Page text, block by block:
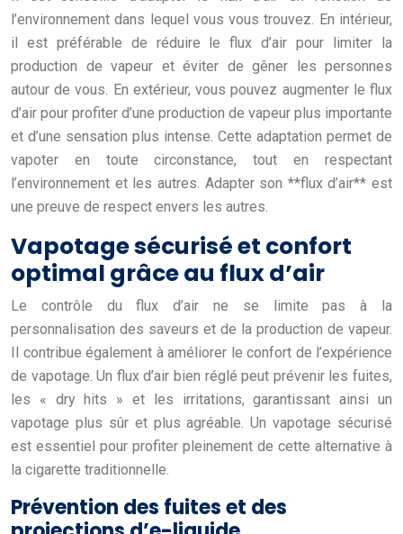
l’environnement dans lequel vous vous trouvez. En intérieur,
il est préférable de réduire le flux d’air pour limiter la
production de vapeur et éviter de gêner les personnes
autour de vous. En extérieur, vous pouvez augmenter le flux
d’air pour profiter d’une production de vapeur plus importante
et d’une sensation plus intense. Cette adaptation permet de
vapoter en toute circonstance, tout en respectant
l’environnement et les autres. Adapter son **flux d’air** est
une preuve de respect envers les autres.
Vapotage sécurisé et confort
optimal grâce au flux d’air
Le contrôle du flux d’air ne se limite pas à la
personnalisation des saveurs et de la production de vapeur.
Il contribue également à améliorer le confort de l’expérience
de vapotage. Un flux d’air bien réglé peut prévenir les fuites,
les « dry hits » et les irritations, garantissant ainsi un
vapotage plus sûr et plus agréable. Un vapotage sécurisé
est essentiel pour profiter pleinement de cette alternative à
la cigarette traditionnelle.
Prévention des fuites et des